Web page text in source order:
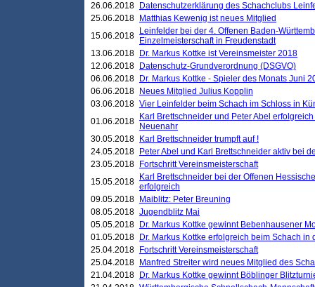
26.06.2018
Datenschutzerklärung des Schachclubs
25.06.2018
Matthias Kewenig ist neues Mitglied
15.06.2018
Leinfelder bei der 4. Offenen Baden-
Einzelmeisterschaft in Freudenstadt
13.06.2018
Dr. Markus Kottke ist Vereinsmeister 2018
12.06.2018
Datenschutz-Grundverordnung (DSGVO)
06.06.2018
Dr. Markus Kottke - Spieler des Monats Juni
06.06.2018
Neues Mitglied Julius Kopplin
03.06.2018 Vier Leinfelder beim Schach im Schloss in
01.06.2018
Karl Brettschneider und Peter Abel
Neuenahr
30.05.2018
Karl Brettschneider trumpft auf !
24.05.2018
Peter Abel und Karl Brettschneider aktiv bei
23.05.2018
Fortschritt Vereinsmeisterschaft
15.05.2018
Karl Brettschneider bei der Offenen
erfolgreich
09.05.2018
Maiblitz: Peter Breuning
08.05.2018 Jugendblitz Mai
05.05.2018
Dr. Markus Kottke gewinnt Bebenhausener
01.05.2018
Dr. Markus Kottke erfolgreich beim Schach
25.04.2018
Fortschritt Vereinsmeisterschaft
25.04.2018
Manfred Streiter wird neues Mitglied des
21.04.2018
Dr. Markus Kottke gewinnt Böblinger